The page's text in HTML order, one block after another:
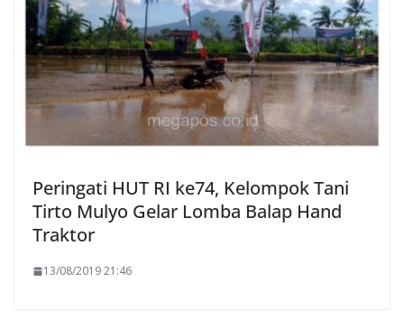
Peringati HUT RI ke74, Kelompok Tani
Tirto Mulyo Gelar Lomba Balap Hand
Traktor
13/08/2019 21:46